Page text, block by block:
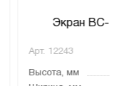
Экран ВС-
Арт. 12243
Высота, мм